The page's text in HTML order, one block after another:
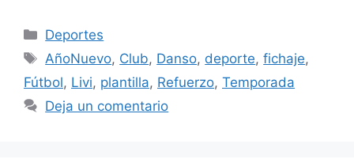
Categorías
Deportes
Etiquetas
AñoNuevo, Club, Danso, deporte,fichaje,
Fútbol, Livi, plantilla, Refuerzo, Temporada
Deja un comentario